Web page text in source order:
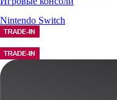
Nintendo Switch